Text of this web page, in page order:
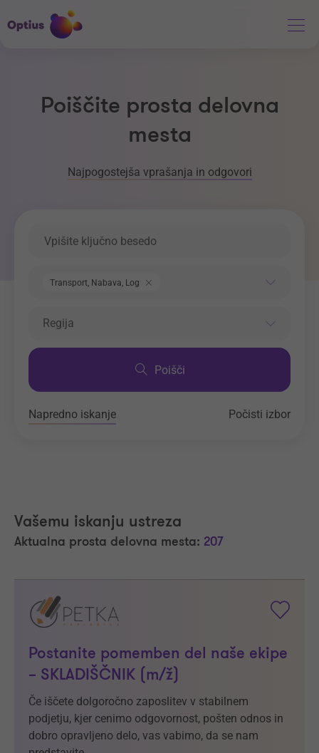
Poiščite prosta delovna
mesta
Najpogostejša vprašanja in odgovori
Transport, Nabava, Logistika
Regija
Poišči
Napredno iskanje Počisti izbor
Vašemu iskanju ustreza
Aktualna prosta delovna mesta: 207
Postanite pomemben del naše ekipe
– SKLADIŠČNIK (m/ž)
Če iščete dolgoročno zaposlitev v stabilnem
podjetju, kjer cenimo odgovornost, pošten odnos in
dobro opravljeno delo, vas vabimo, da se nam